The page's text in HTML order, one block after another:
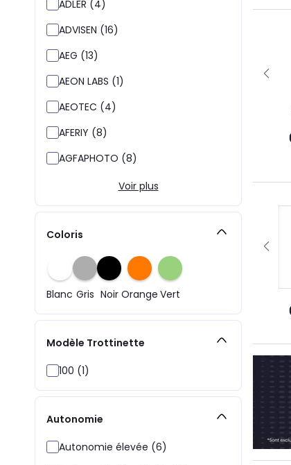
ADLER (4)
ADVISEN (16)
AEG (13)
AEON LABS (1)
AEOTEC (4)
AFERIY (8)
AGFAPHOTO (8)
Voir plus
Coloris
Blanc Gris Noir Orange Vert
Modèle Trottinette
100 (1)
Autonomie
Autonomie élevée (6)